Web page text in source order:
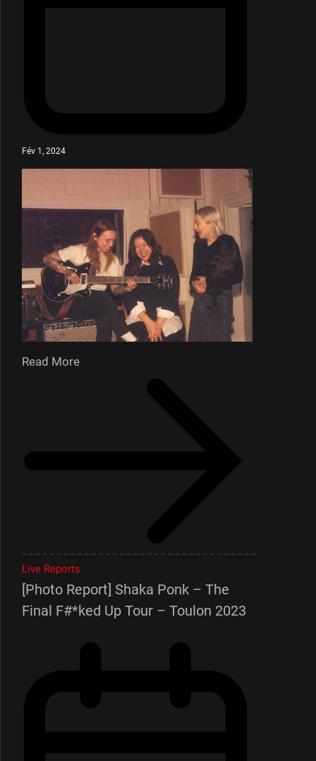
Fév 1, 2024
Read More
Live Reports
[Photo Report] Shaka Ponk – The
Final F#*ked Up Tour – Toulon 2023